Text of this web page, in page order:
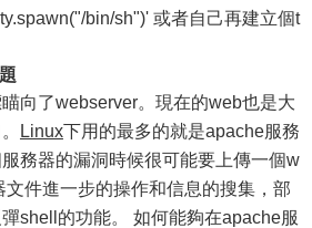
bin/sh")' 或者自己再建立個t
向了webserver。現在的web也是大
Linux下用的最多的就是apache服務
務器的漏洞時候很可能要上傳一個w
件進一步的操作和信息的搜集，部
shell的功能。 如何能夠在apache服